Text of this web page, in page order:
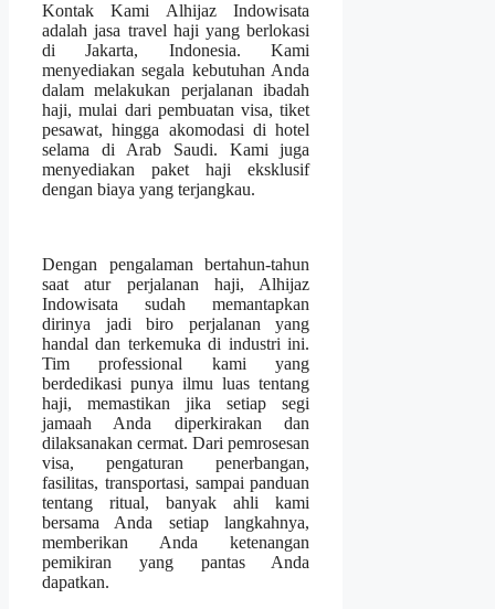
Kontak Kami Alhijaz Indowisata
adalah jasa travel haji yang berlokasi
di Jakarta, Indonesia. Kami
menyediakan segala kebutuhan Anda
dalam melakukan perjalanan ibadah
haji, mulai dari pembuatan visa, tiket
pesawat, hingga akomodasi di hotel
selama di Arab Saudi. Kami juga
menyediakan paket haji eksklusif
dengan biaya yang terjangkau.
Dengan pengalaman bertahun-tahun
saat atur perjalanan haji, Alhijaz
Indowisata sudah memantapkan
dirinya jadi biro perjalanan yang
handal dan terkemuka di industri ini.
Tim professional kami yang
berdedikasi punya ilmu luas tentang
haji, memastikan jika setiap segi
jamaah Anda diperkirakan dan
dilaksanakan cermat. Dari pemrosesan
visa, pengaturan penerbangan,
fasilitas, transportasi, sampai panduan
tentang ritual, banyak ahli kami
bersama Anda setiap langkahnya,
memberikan Anda ketenangan
pemikiran yang pantas Anda
dapatkan.